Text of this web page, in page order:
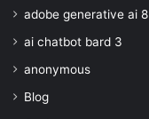
adobe generative ai 8
ai chatbot bard 3
anonymous
Blog